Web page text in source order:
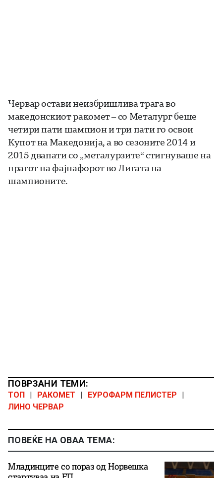
Червар остави неизбришлива трага во
македонскиот ракомет – со Металург беше
четири пати шампион и три пати го освои
Купот на Македонија, а во сезоните 2014 и
2015 двапати со „металурзите“ стигнуваше на
прагот на фајнафорот во Лигата на
шампионите.
ПОВРЗАНИ ТЕМИ:
ТОП РАКОМЕТ ЕУРОФАРМ ПЕЛИСТЕР
ЛИНО ЧЕРВАР
ПОВЕЌЕ НА ОВАА ТЕМА:
Младинците со пораз од Норвешка